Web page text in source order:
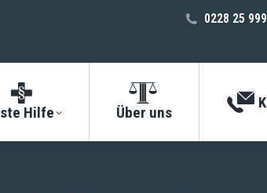
0228 25
Hilfe Über uns